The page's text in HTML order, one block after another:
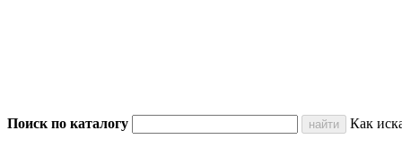
Поиск по каталогу Как